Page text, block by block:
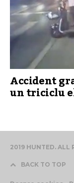
Accident
un triciclu
2019 HUNTED. ALL
BACK TO TOP